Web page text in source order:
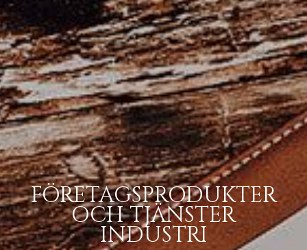
FÖRETAGSPRODUKTER
OCH TJÄNSTER
INDUSTRI